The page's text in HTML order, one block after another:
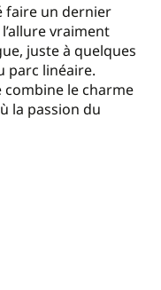
faire un dernier
vraiment
juste à quelques
parc linéaire.
combine le charme
la passion du